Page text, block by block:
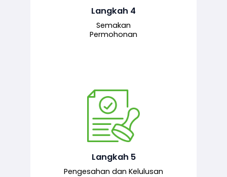
Langkah 4
Semakan
Permohonan
kepada pegawai pelulus untuk
tindakan seterusnya.
Langkah 5
Pengesahan dan Kelulusan
Pegawai pelulus menilai permohonan
dan memberi pengesahan serta
kelulusan akhir sekiranya semuanya
mematuhi syarat ditetapkan.